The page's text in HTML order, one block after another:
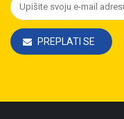
PREPLATI SE